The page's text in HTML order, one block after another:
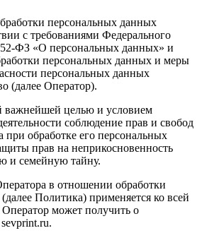
персональных данных
с требованиями Федерального
ФЗ «О персональных данных» и
персональных данных и меры
персональных данных
(далее Оператор).
важнейшей целью и условием
соблюдение прав и свобод
при обработке его персональных
прав на неприкосновенность
и семейную тайну.
в отношении обработки
Политика) применяется ко всей
может получить о